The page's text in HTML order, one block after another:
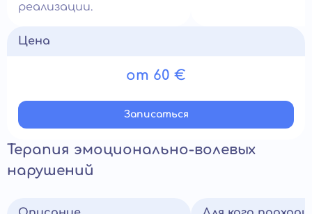
реализации.
Цена
от 60 €
Записатьcя
Терапия эмоционально-волевых
нарушений